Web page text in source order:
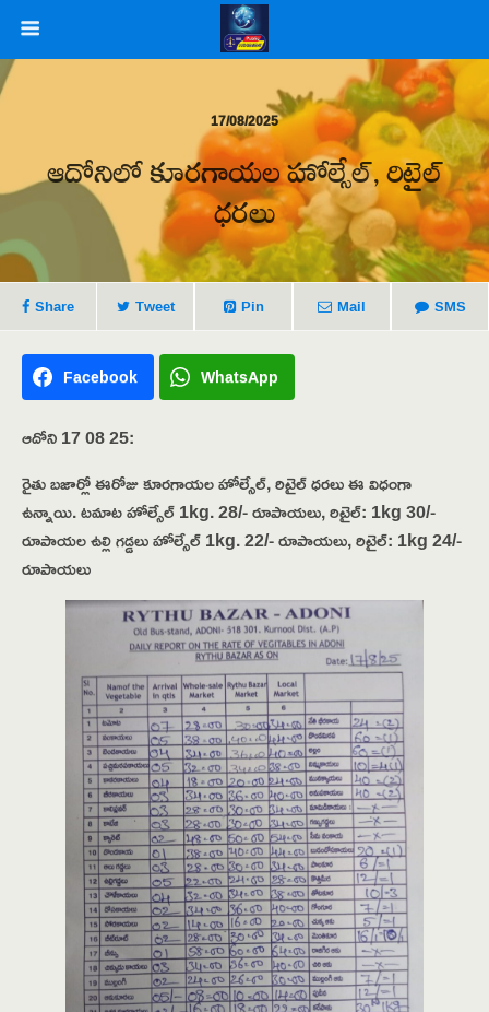
17/08/2025
ఆదోనిలో కూరగాయల హోల్సేల్, రిటైల్
ధరలు
Share Tweet Pin Mail SMS
Facebook WhatsApp
ఆదోని 17 08 25:
రైతు బజార్లో ఈరోజు కూరగాయల హోల్సేల్, రిటైల్ ధరలు ఈ విధంగా
ఉన్నాయి. టమాట హోల్సేల్ 1kg. 28/- రూపాయలు, రిటైల్: 1kg 30/-
రూపాయల ఉల్లి గడ్డలు హోల్సేల్ 1kg. 22/- రూపాయలు, రిటైల్: 1kg 24/-
రూపాయలు